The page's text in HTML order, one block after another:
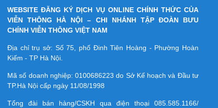
WEBSITE ĐĂNG KÝ DỊCH VỤ ONLINE CHÍNH THỨC CỦA
VIỄN THÔNG HÀ NỘI – CHI NHÁNH TẬP ĐOÀN BƯU
CHÍNH VIỄN THÔNG VIỆT NAM
Địa chỉ trụ sở: Số 75, phố Đinh Tiên Hoàng - Phường Hoàn
Kiếm - TP Hà Nội.
Mã số doanh nghiệp:0100686223 do Sở Kế hoạch và Đầu tư
TP.Hà Nội cấp ngày 11/08/1998
Tổng đài bán hàng/CSKH qua điện thoại 085.585.1166/